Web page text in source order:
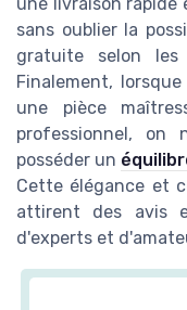
sans oublier la
gratuite selon
Finalement,
une pièce
professionnel, on
posséder un
Cette élégance et
attirent des avis
d'experts et